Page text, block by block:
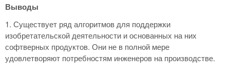
Выводы
1. Существует ряд алгоритмов для поддержки
изобретательской деятельности и основанных на них
софтверных продуктов. Они не в полной мере
удовлетворяют потребностям инженеров на производстве.